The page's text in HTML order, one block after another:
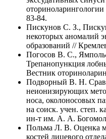
83-84.
Пискунов С. З.,
некоторых аномалий
образований //
Погосов В. С.,
Трепанопункция
Вестник
Подворный В. Н.
неионизирующих
носа, околоносовых
на соиск. учен. степ.
ин-т им. А. А.
Польма Л. В. Оценка
костей лицевого